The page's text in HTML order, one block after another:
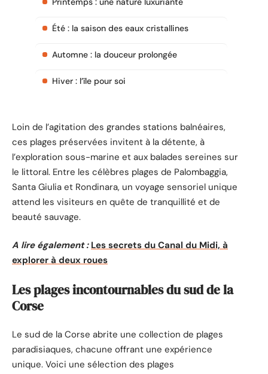
Été : la saison des eaux cristallines
Automne : la douceur prolongée
Hiver : l’île pour soi
Loin de l’agitation des grandes stations balnéaires,
ces plages préservées invitent à la détente, à
l’exploration sous-marine et aux balades sereines sur
le littoral. Entre les célèbres plages de Palombaggia,
Santa Giulia et Rondinara, un voyage sensoriel unique
attend les visiteurs en quête de tranquillité et de
beauté sauvage.
A lire également : Les secrets du Canal du Midi, à
explorer à deux roues
Les plages incontournables du sud de la
Corse
Le sud de la Corse abrite une collection de plages
paradisiaques, chacune offrant une expérience
unique. Voici une sélection des plages